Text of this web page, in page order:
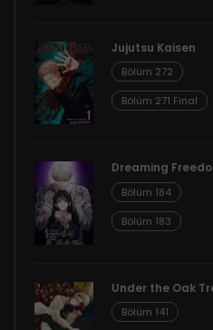
Jujutsu Kaisen
Bölüm 272
Bölüm 271 Final
Dreaming
Bölüm 184
Bölüm 183
Under the Oak
Bölüm 141